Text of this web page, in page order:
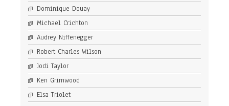
Dominique Douay
Michael Crichton
Audrey Niffenegger
Robert Charles Wilson
Jodi Taylor
Ken Grimwood
Elsa Triolet